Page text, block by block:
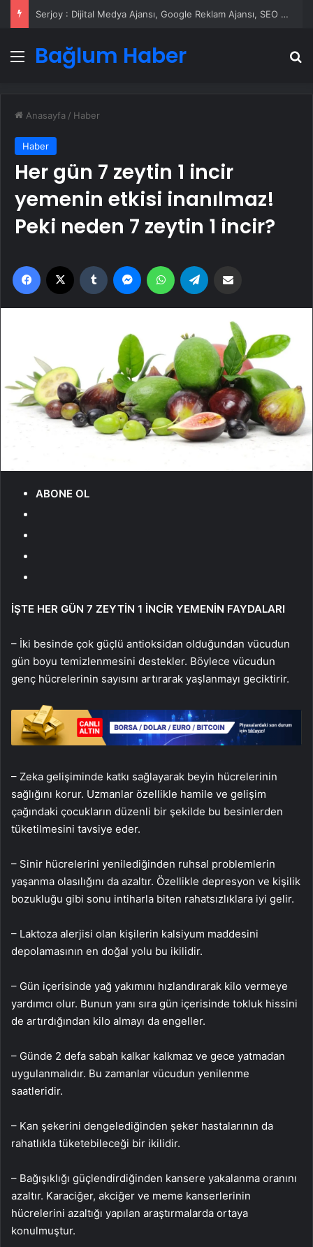
Serjoy : Dijital Medya Ajansı, Google Reklam Ajansı, SEO Ajansı ve Web Tasarım Ajansı
Menü
Bağlum Haber
Anasayfa / Haber
Haber
Her gün 7 zeytin 1 incir
yemenin etkisi inanılmaz!
Peki neden 7 zeytin 1 incir?
Facebook Tumblr MessengerWhatsApp
ABONE OL
İŞTE HER GÜN 7 ZEYTİN 1 İNCİR YEMENİN FAYDALARI
– İki besinde çok güçlü antioksidan olduğundan vücudun
gün boyu temizlenmesini destekler. Böylece vücudun
genç hücrelerinin sayısını artırarak yaşlanmayı geciktirir.
– Zeka gelişiminde katkı sağlayarak beyin hücrelerinin
sağlığını korur. Uzmanlar özellikle hamile ve gelişim
çağındaki çocukların düzenli bir şekilde bu besinlerden
tüketilmesini tavsiye eder.
– Sinir hücrelerini yenilediğinden ruhsal problemlerin
yaşanma olasılığını da azaltır. Özellikle depresyon ve kişilik
bozukluğu gibi sonu intiharla biten rahatsızlıklara iyi gelir.
– Laktoza alerjisi olan kişilerin kalsiyum maddesini
depolamasının en doğal yolu bu ikilidir.
– Gün içerisinde yağ yakımını hızlandırarak kilo vermeye
yardımcı olur. Bunun yanı sıra gün içerisinde tokluk hissini
de artırdığından kilo almayı da engeller.
– Günde 2 defa sabah kalkar kalkmaz ve gece yatmadan
uygulanmalıdır. Bu zamanlar vücudun yenilenme
saatleridir.
– Kan şekerini dengelediğinden şeker hastalarının da
rahatlıkla tüketebileceği bir ikilidir.
– Bağışıklığı güçlendirdiğinden kansere yakalanma oranını
azaltır. Karaciğer, akciğer ve meme kanserlerinin
hücrelerini azaltığı yapılan araştırmalarda ortaya
konulmuştur.